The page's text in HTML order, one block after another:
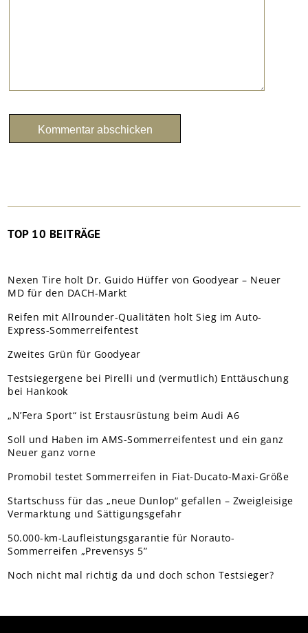
TOP 10 BEITRÄGE
Nexen Tire holt Dr. Guido Hüffer von Goodyear – Neuer
MD für den DACH-Markt
Reifen mit Allrounder-Qualitäten holt Sieg im Auto-
Express-Sommerreifentest
Zweites Grün für Goodyear
Testsiegergene bei Pirelli und (vermutlich) Enttäuschung
bei Hankook
„N’Fera Sport“ ist Erstausrüstung beim Audi A6
Soll und Haben im AMS-Sommerreifentest und ein ganz
Neuer ganz vorne
Promobil testet Sommerreifen in Fiat-Ducato-Maxi-Größe
Startschuss für das „neue Dunlop“ gefallen – Zweigleisige
Vermarktung und Sättigungsgefahr
50.000-km-Laufleistungsgarantie für Norauto-
Sommerreifen „Prevensys 5”
Noch nicht mal richtig da und doch schon Testsieger?